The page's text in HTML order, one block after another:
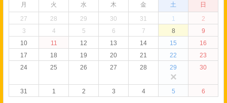
月
火 水 木 金 土
日
27
28 29 30 31 1
2
3
4 5 6 7 8
9
10
11 12 13 14 15
16
17
18 19 20 21 22
23
24
25 26 27 28 29
×
30
31 1 2 3 4 5 6